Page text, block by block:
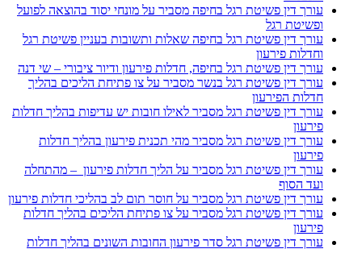
עורך דין פשיטת רגל בחיפה מסביר על מונחי יסוד בהוצאה לפועל
ופשיטת רגל
עורך דין פשיטת רגל בחיפה שאלות ותשובות בעניין פשיטת רגל
וחדלות פירעון
עורך דין פשיטת רגל בחיפה, חדלות פירעון ודיור ציבורי – שי דנה
עורך דין פשיטת רגל בנשר מסביר על צו פתיחת הליכים בהליך
חדלות הפירעון
עורך דין פשיטת רגל מסביר לאילו חובות יש עדיפות בהליך חדלות
פירעון
עורך דין פשיטת רגל מסביר מהי תכנית פירעון בהליך חדלות
פירעון
עורך דין פשיטת רגל מסביר על הליך חדלות פירעון – מהתחלה
ועד הסוף
עורך דין פשיטת רגל מסביר על חוסר תום לב בהליכי חדלות פירעון
עורך דין פשיטת רגל מסביר על צו פתיחת הליכים בהליך חדלות
פירעון
עורך דין פשיטת רגל סדר פירעון החובות השונים בהליך חדלות